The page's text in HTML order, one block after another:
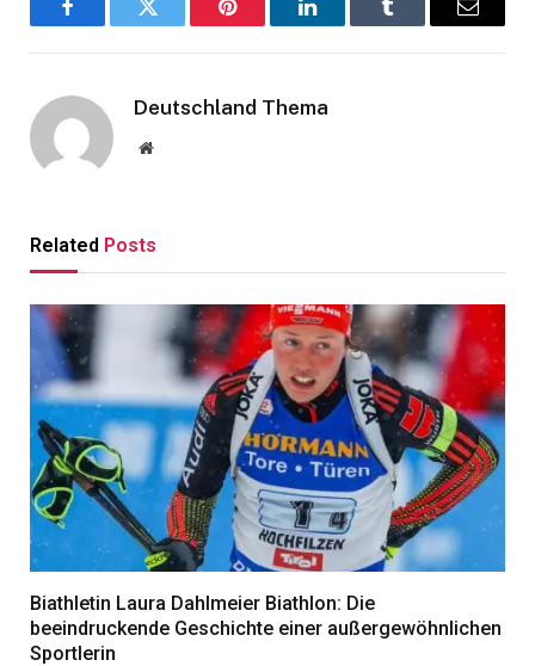
FacebookTwitter Pinterest LinkedInTumblr Email
Deutschland Thema
Website
Related Posts
Biathletin Laura Dahlmeier Biathlon: Die
beeindruckende Geschichte einer außergewöhnlichen
Sportlerin